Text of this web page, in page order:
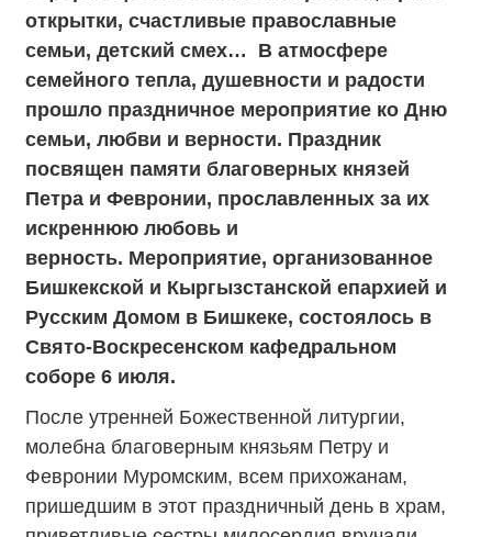
открытки, счастливые православные
семьи, детский смех… В атмосфере
семейного тепла, душевности и радости
прошло праздничное мероприятие ко Дню
семьи, любви и верности. Праздник
посвящен памяти благоверных князей
Петра и Февронии, прославленных за их
искреннюю любовь и
верность. Мероприятие, организованное
Бишкекской и Кыргызстанской епархией и
Русским Домом в Бишкеке, состоялось в
Свято-Воскресенском кафедральном
соборе 6 июля.
После утренней Божественной литургии,
молебна благоверным князьям Петру и
Февронии Муромским, всем прихожанам,
пришедшим в этот праздничный день в храм,